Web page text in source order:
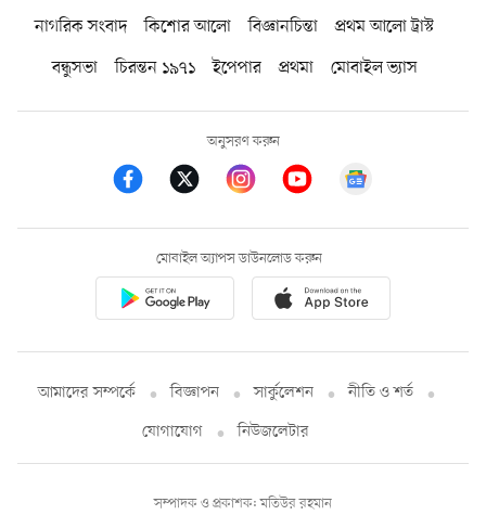
নাগরিক সংবাদ কিশোর আলো বিজ্ঞানচিন্তা
প্রথম আলো ট্রাস্ট
বন্ধুসভা
চিরন্তন ১৯৭১ ইপেপার প্রথমা মোবাইল ভ্যাস
অনুসরণ করুন
মোবাইল অ্যাপস ডাউনলোড করুন
আমাদের সম্পর্কে বিজ্ঞাপন সার্কুলেশন
নীতি ও শর্ত
যোগাযোগ
নিউজলেটার
সম্পাদক ও প্রকাশক: মতিউর রহমান